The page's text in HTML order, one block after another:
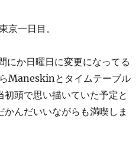
一日目。
か日曜日に変更になってる
Maneskinとタイムテーブル
頭で思い描いていた予定と
んだいいながらも満喫しま